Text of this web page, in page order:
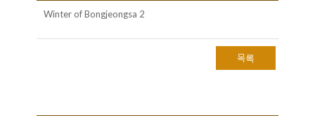
Winter of Bongjeongsa 2
목록